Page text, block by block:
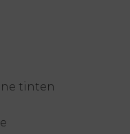
tinten